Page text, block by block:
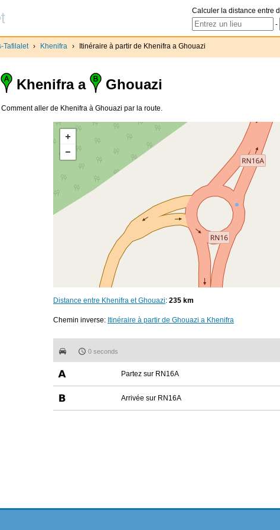
Calculer la distance entre
-
Tafilalet › Khenifra › Itinéraire à partir de Khenifra a Ghouazi
Khenifra a Ghouazi
aller de Khenifra à Ghouazi par la route.
Distance entre Khenifra et Ghouazi: 235 km
Chemin inverse: Itinéraire à partir de Ghouazi a Khenifra
0 seconds
Partez sur RN16A
Arrivée sur RN16A